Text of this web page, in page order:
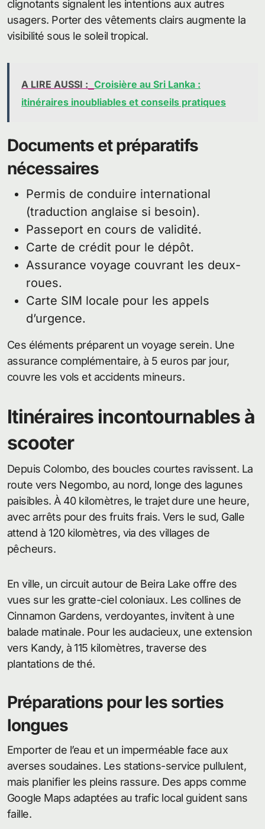
clignotants signalent les intentions aux autres
usagers. Porter des vêtements clairs augmente la
visibilité sous le soleil tropical.
A LIRE AUSSI : Croisière au Sri Lanka :
itinéraires inoubliables et conseils pratiques
Documents et préparatifs
nécessaires
Permis de conduire international
(traduction anglaise si besoin).
Passeport en cours de validité.
Carte de crédit pour le dépôt.
Assurance voyage couvrant les deux-
roues.
Carte SIM locale pour les appels
d’urgence.
Ces éléments préparent un voyage serein. Une
assurance complémentaire, à 5 euros par jour,
couvre les vols et accidents mineurs.
Itinéraires incontournables à
scooter
Depuis Colombo, des boucles courtes ravissent. La
route vers Negombo, au nord, longe des lagunes
paisibles. À 40 kilomètres, le trajet dure une heure,
avec arrêts pour des fruits frais. Vers le sud, Galle
attend à 120 kilomètres, via des villages de
pêcheurs.
En ville, un circuit autour de Beira Lake offre des
vues sur les gratte-ciel coloniaux. Les collines de
Cinnamon Gardens, verdoyantes, invitent à une
balade matinale. Pour les audacieux, une extension
vers Kandy, à 115 kilomètres, traverse des
plantations de thé.
Préparations pour les sorties
longues
Emporter de l’eau et un imperméable face aux
averses soudaines. Les stations-service pullulent,
mais planifier les pleins rassure. Des apps comme
Google Maps adaptées au trafic local guident sans
faille.